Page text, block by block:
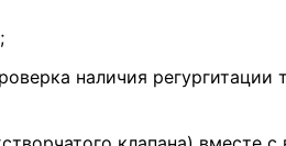
наличия регургитации